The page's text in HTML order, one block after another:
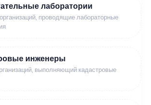
лаборатории
проводящие лабораторные
инженеры
выполняющий кадастровые